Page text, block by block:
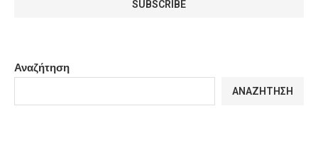
Αναζήτηση
ΑΝΑΖΉΤΗΣΗ